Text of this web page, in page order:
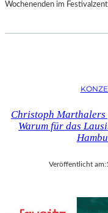
Wochenenden im
Christoph Marthalers
Warum für das
Veröffentlicht am: